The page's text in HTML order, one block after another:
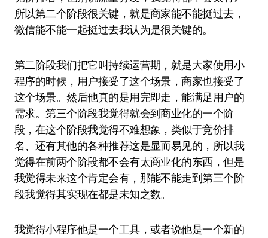
所以第二个阶段很关键，就是商家能不能挺过去，
微信能不能一起挺过去我认为是很关键的。
第二阶段我们把它叫持续运营期，就是大家使用小
程序的时候，用户接受了这个场景，商家也接受了
这个场景。然后他真的是用完即走，能满足用户的
需求。第三个阶段我觉得就会到商业化的一个阶
段，在这个阶段我觉得不难想象，类似于竞价排
名、还有其他的各种推荐这是显而易见的，所以我
觉得在前两个阶段都不会有太商业化的东西，但是
我觉得未来这个肯定会有，那能不能走到第三个阶
段我觉得其实现在都是未知之数。
我觉得小程序他是一个工具，或者说他是一个新的